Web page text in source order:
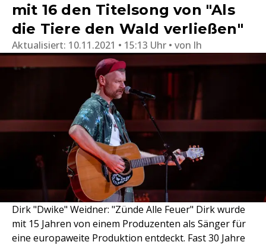
mit 16 den Titelsong von "Als
die Tiere den Wald verließen"
Aktualisiert: 10.11.2021 • 15:13 Uhr von lh
Dirk "Dwike" Weidner: "Zünde Alle Feuer" Dirk wurde
mit 15 Jahren von einem Produzenten als Sänger für
eine europaweite Produktion entdeckt. Fast 30 Jahre